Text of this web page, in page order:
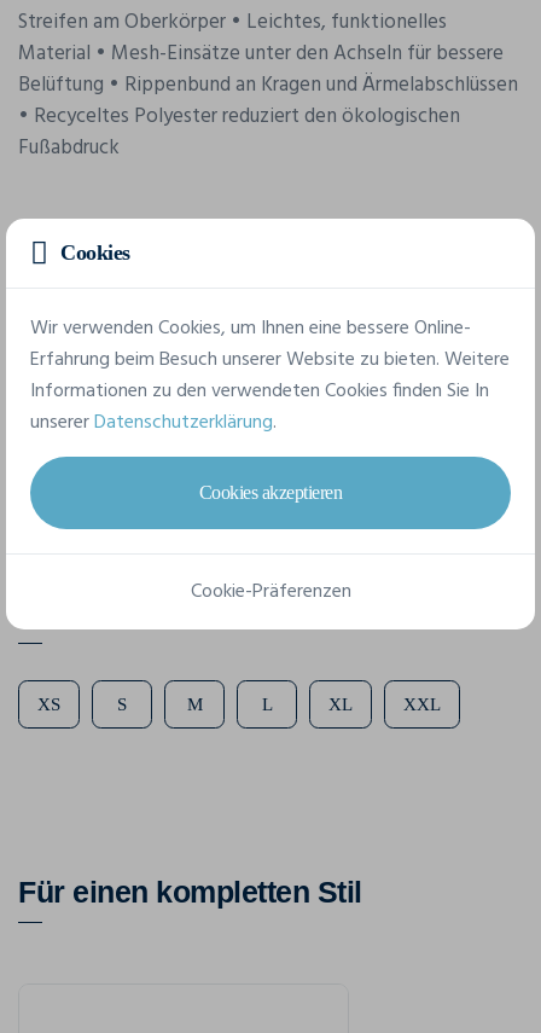
Streifen am Oberkörper • Leichtes, funktionelles
Material • Mesh-Einsätze unter den Achseln für bessere
Belüftung • Rippenbund an Kragen und Ärmelabschlüssen
• Recyceltes Polyester reduziert den ökologischen
Fußabdruck
Merkmale
Marke
Craft
Referenz
Komposition
100% Polyester (recycelt)
XS S M L XL XXL
Für einen kompletten Stil
Cookies
Wir verwenden Cookies, um Ihnen eine bessere Online-
Erfahrung beim Besuch unserer Website zu bieten. Weitere
Informationen zu den verwendeten Cookies finden Sie In
unsererDatenschutzerklärung.
Cookies akzeptieren
Cookie-Präferenzen